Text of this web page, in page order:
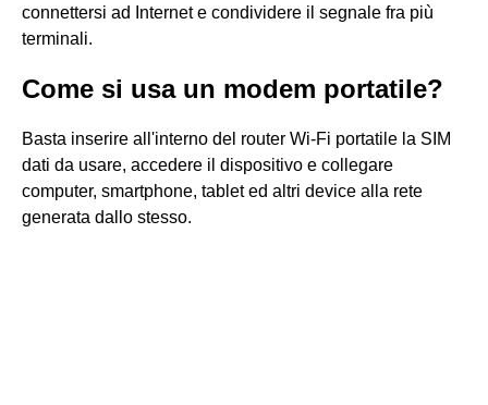
connettersi ad Internet e condividere il segnale fra più
terminali.
Come si usa un modem portatile?
Basta inserire all'interno del router Wi-Fi portatile la SIM
dati da usare, accedere il dispositivo e collegare
computer, smartphone, tablet ed altri device alla rete
generata dallo stesso.